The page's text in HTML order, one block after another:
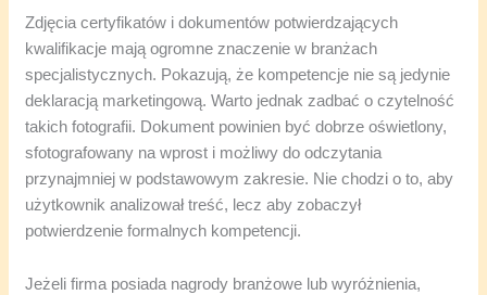
Zdjęcia certyfikatów i dokumentów potwierdzających
kwalifikacje mają ogromne znaczenie w branżach
specjalistycznych. Pokazują, że kompetencje nie są jedynie
deklaracją marketingową. Warto jednak zadbać o czytelność
takich fotografii. Dokument powinien być dobrze oświetlony,
sfotografowany na wprost i możliwy do odczytania
przynajmniej w podstawowym zakresie. Nie chodzi o to, aby
użytkownik analizował treść, lecz aby zobaczył
potwierdzenie formalnych kompetencji.
Jeżeli firma posiada nagrody branżowe lub wyróżnienia,